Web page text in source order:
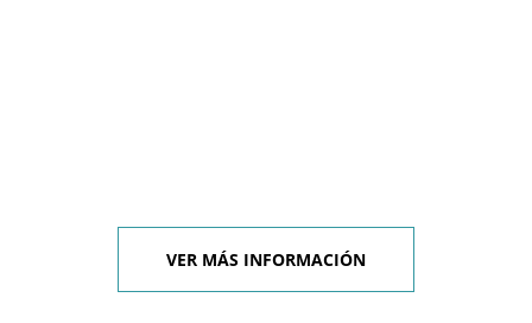
VER MÁS INFORMACIÓN